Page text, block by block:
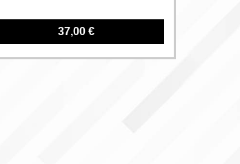
37,00 €